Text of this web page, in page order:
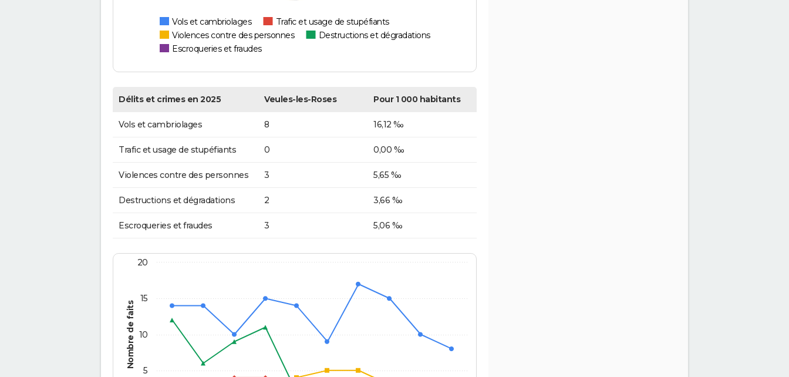
Vols et cambriolages
Trafic et usage de stupéfiants
Violences contre des personnes
Destructions et dégradations
Escroqueries et fraudes
Délits et crimes en 2025 Veules-les-Roses Pour 1 000 habitants
Vols et cambriolages 8 16,12 ‰
Trafic et usage de stupéfiants 0 0,00 ‰
Violences contre des personnes 3 5,65 ‰
Destructions et dégradations 2 3,66 ‰
Escroqueries et fraudes 3 5,06 ‰
Nombre de faits
5
10
15
20